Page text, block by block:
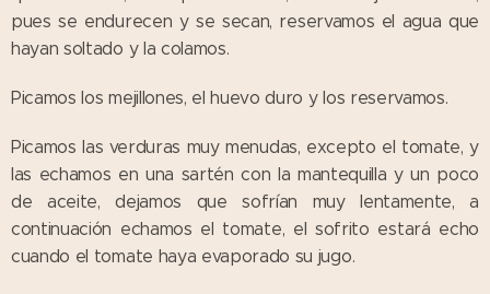
pues se endurecen y se secan, reservamos el agua que
hayan soltado y la colamos.
Picamos los mejillones, el huevo duro y los reservamos.
Picamos las verduras muy menudas, excepto el tomate, y
las echamos en una sartén con la mantequilla y un poco
de aceite, dejamos que sofrían muy lentamente, a
continuación echamos el tomate, el sofrito estará echo
cuando el tomate haya evaporado su jugo.